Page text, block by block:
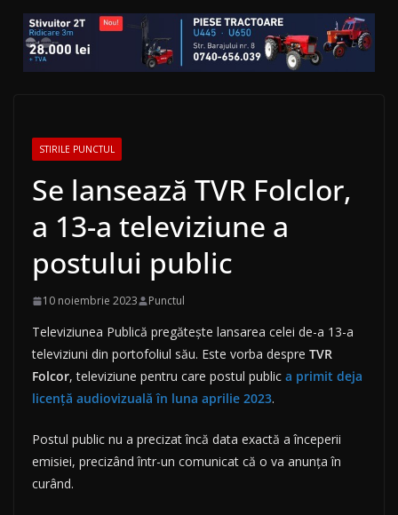
STIRILE PUNCTUL
Se lansează TVR Folclor,
a 13-a televiziune a
postului public
10 noiembrie 2023 Punctul
Televiziunea Publică pregăteşte lansarea celei de-a 13-a
televiziuni din portofoliul său. Este vorba despre TVR
Folcor, televiziune pentru care postul public a primit deja
licenţă audiovizuală în luna aprilie 2023.
Postul public nu a precizat încă data exactă a începerii
emisiei, precizând într-un comunicat că o va anunţa în
curând.